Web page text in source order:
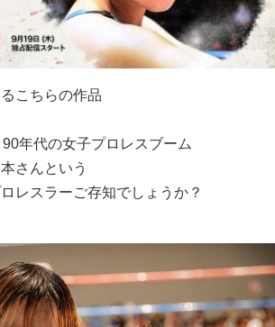
こちらの作品
年代の女子プロレスブーム
さんという
レスラーご存知でしょうか？